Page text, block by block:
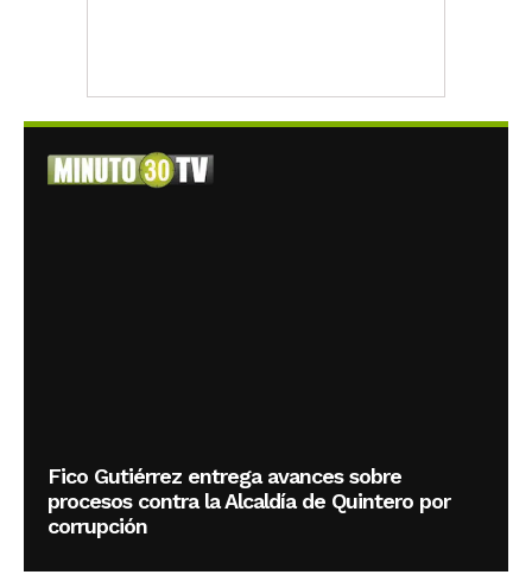
Fico Gutiérrez entrega avances sobre
procesos contra la Alcaldía de Quintero por
corrupción